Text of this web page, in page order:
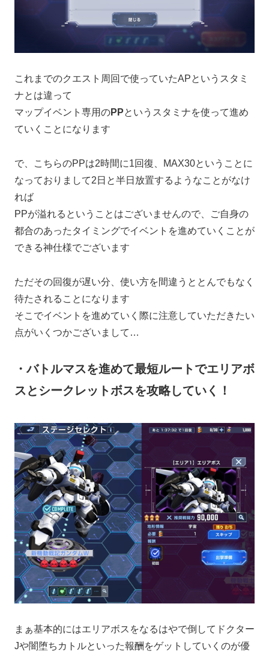
これまでのクエスト周回で使っていたAPというスタミ
ナとは違って
マップイベント専用のPPというスタミナを使って進め
ていくことになります
で、こちらのPPは2時間に1回復、MAX30ということに
なっておりまして2日と半日放置するようなことがなけ
れば
PPが溢れるということはございませんので、ご自身の
都合のあったタイミングでイベントを進めていくことが
できる神仕様でございます
ただその回復が遅い分、使い方を間違うととんでもなく
待たされることになります
そこでイベントを進めていく際に注意していただきたい
点がいくつかございまして…
・バトルマスを進めて最短ルートでエリアボ
スとシークレットボスを攻略していく！
まぁ基本的にはエリアボスをなるはやで倒してドクター
Jや闇堕ちカトルといった報酬をゲットしていくのが優